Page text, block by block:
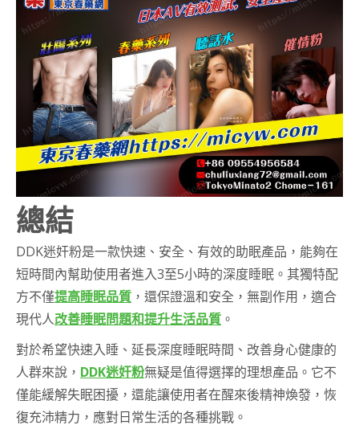
總結
DDK迷奸粉是一款快速、安全、有效的助眠產品，能夠在
短時間內幫助使用者進入3至5小時的深度睡眠。其獨特配
方不僅提高睡眠品質 ，還保證溫和安全，無副作用，適合
現代人改善睡眠問題和提升生活品質 。
對於希望快速入睡、延長深度睡眠時間、改善身心健康的
人群來說， DDK迷奸粉無疑是值得選擇的理想產品。它不
僅能緩解失眠困擾，還能讓使用者在醒來後精神煥發，恢
復充沛精力，應對日常生活的各種挑戰。